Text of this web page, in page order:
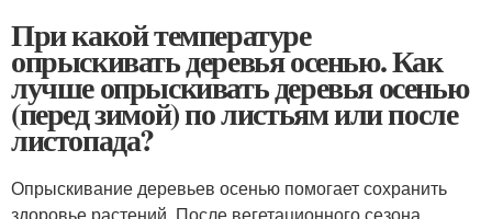
При какой температуре
опрыскивать деревья осенью. Как
лучше опрыскивать деревья осенью
(перед зимой) по листьям или после
листопада?
Опрыскивание деревьев осенью помогает сохранить